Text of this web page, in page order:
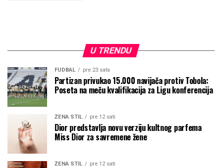
U TRENDU
FUDBAL pre 23 sata
Partizan privukao 15.000 navijača protiv Tobola:
Poseta na meču kvalifikacija za Ligu konferencija
ŽENA STIL pre 12 sati
Dior predstavlja novu verziju kultnog parfema
Miss Dior za savremene žene
ŽENA STIL pre 12 sati